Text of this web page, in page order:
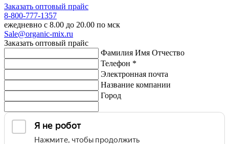
Заказать оптовый прайс
8-800-777-1357
ежедневно с 8.00 до 20.00 по мск
Sale@organic-mix.ru
Заказать оптовый прайс
Фамилия Имя Отчество
Телефон *
Электронная почта
Название компании
Город